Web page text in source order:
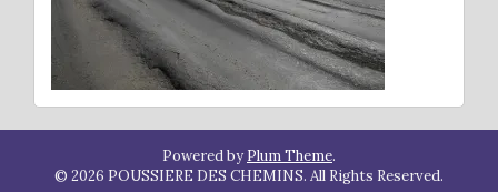
Powered by Plum Theme.
© 2026 POUSSIERE DES CHEMINS. All Rights Reserved.